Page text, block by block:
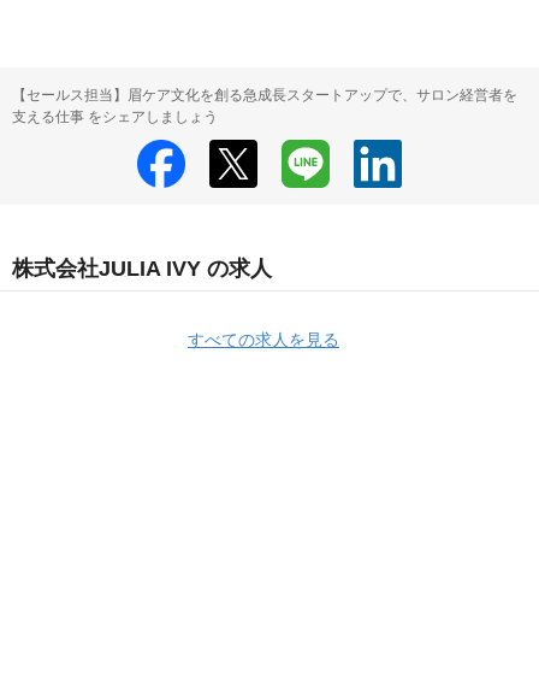
【セールス担当】眉ケア文化を創る急成長スタートアップで、サロン経営者を
支える仕事 をシェアしましょう
株式会社JULIA IVY の求人
すべての求人を見る